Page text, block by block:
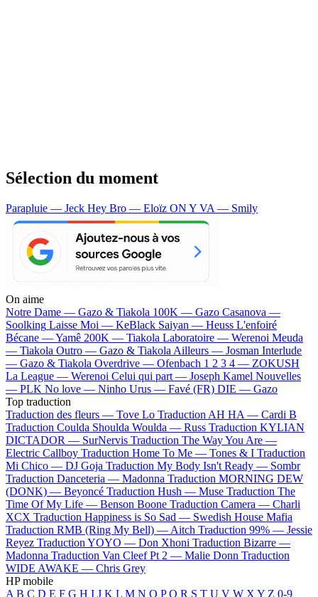
Sélection du moment
Parapluie — Jeck Hey Bro — Eloïz ON Y VA — Smily
On aime
Notre Dame — Gazo & Tiakola 100K — Gazo Casanova —
Soolking Laisse Moi — KeBlack Saiyan — Heuss L'enfoiré
Bécane —Yamê 200K — Tiakola Laboratoire — Werenoi Meuda
— Tiakola Outro — Gazo & Tiakola Ailleurs — Josman Interlude
— Gazo & Tiakola Overdrive — Ofenbach 1 2 3 4 — ZOKUSH
La League — Werenoi Celui qui part — Joseph Kamel Nouvelles
— PLK No love — Ninho Urus — Favé (FR) DIE — Gazo
Top traduction
Traduction des fleurs — Tove Lo Traduction AH HA — Cardi B
Traduction Coulda Shoulda Woulda — Russ Traduction KYLIAN
DICTADOR — SurNervis Traduction The Way You Are —
Electric Callboy Traduction Home To Me — Tones & I Traduction
Mi Chico — DJ Goja Traduction My Body Isn't Ready — Sombr
Traduction Danceteria — Madonna Traduction MORNING DEW
(DONK) — Beyoncé Traduction Hush — Muse Traduction The
Time Of My Life — Benson Boone Traduction Camera — Charli
XCX Traduction Happiness is So Sad — Swedish House Mafia
Traduction RMB (Ring My Bell) — Aitch Traduction 99% — Jessie
Reyez Traduction YOYO — Don Xhoni Traduction Bizarre —
Madonna Traduction Van Cleef Pt 2 — Malie Donn Traduction
WIDE AWAKE — Chris Grey
HP mobile
A B C D E F G H I J K L M N O P Q R S T U V W X Y Z 0-9